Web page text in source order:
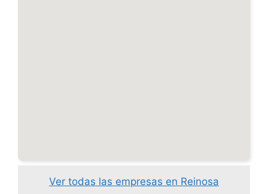
Ver todas las empresas en Reinosa